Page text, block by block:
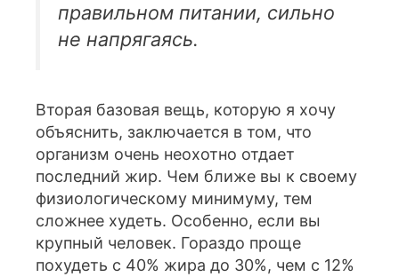
правильном питании, сильно
не напрягаясь.
Вторая базовая вещь, которую я хочу
объяснить, заключается в том, что
организм очень неохотно отдает
последний жир. Чем ближе вы к своему
физиологическому минимуму, тем
сложнее худеть. Особенно, если вы
крупный человек. Гораздо проще
похудеть с 40% жира до 30%, чем с 12%